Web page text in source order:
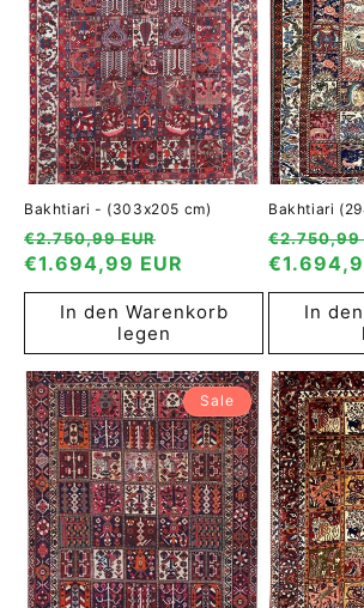
Bakhtiari - (303x205 cm)
Normaler
Preis
€2.750,99 EUR
Verkaufspreis
€1.694,99 EUR
In den Warenkorb
legen
Bakhtiari
Normaler
Preis
€2.750,99
In
Sale